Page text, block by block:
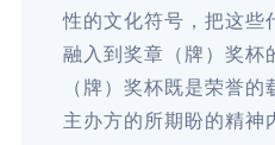
性的文化符号，把这些
融入到奖章（牌）奖杯
（牌）奖杯既是荣誉
主办方的所期盼的精神